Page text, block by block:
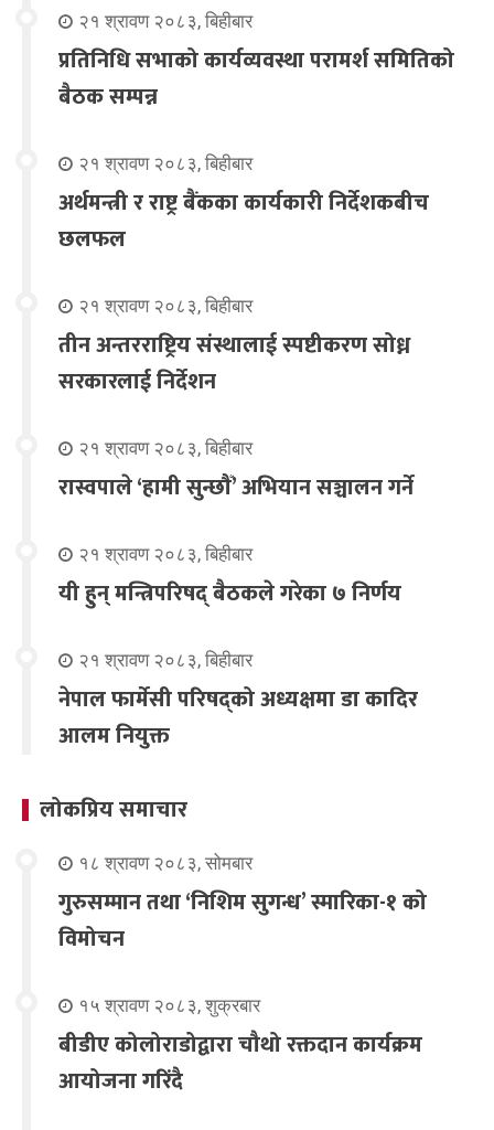
२१ श्रावण २०८३, बिहीबार
प्रतिनिधि सभाको कार्यव्यवस्था परामर्श समितिको
बैठक सम्पन्न
२१ श्रावण २०८३, बिहीबार
अर्थमन्त्री र राष्ट्र बैंकका कार्यकारी निर्देशकबीच
छलफल
२१ श्रावण २०८३, बिहीबार
तीन अन्तरराष्ट्रिय संस्थालाई स्पष्टीकरण सोध्न
सरकारलाई निर्देशन
२१ श्रावण २०८३, बिहीबार
रास्वपाले ‘हामी सुन्छौँ’ अभियान सञ्चालन गर्ने
२१ श्रावण २०८३, बिहीबार
यी हुन् मन्त्रिपरिषद् बैठकले गरेका ७ निर्णय
२१ श्रावण २०८३, बिहीबार
नेपाल फार्मेसी परिषद्को अध्यक्षमा डा कादिर
आलम नियुक्त
लोकप्रिय समाचार
१८ श्रावण २०८३, सोमबार
गुरुसम्मान तथा ‘निशिम सुगन्ध’ स्मारिका-१ को
विमोचन
१५ श्रावण २०८३, शुक्रबार
बीडीए कोलोराडोद्वारा चौथो रक्तदान कार्यक्रम
आयोजना गरिंदै